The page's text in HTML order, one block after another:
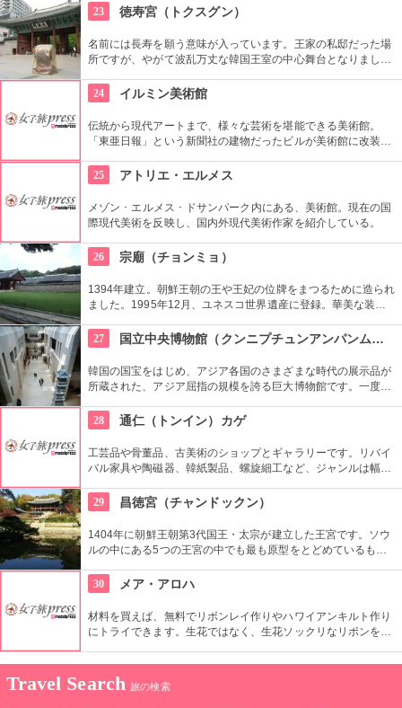
りなど製作体験もできます。見てたのしい、作って楽しい工房
です。
23 徳寿宮（トクスグン）
名前には長寿を願う意味が入っています。王家の私邸だった場
所ですが、やがて波乱万丈な韓国王室の中心舞台となりまし
のスタイルと東洋のスタイルがミックスされた面白い造りとな
っています。
24 イルミン美術館
伝統から現代アートまで、様々な芸術を堪能できる美術館。
「東亜日報」という新聞社の建物だったビルが美術館に改装。
い物や散歩の合間にたまには美術鑑賞の時間を取り入れてみる
のもいかがでしょう。
25 アトリエ・エルメス
メゾン ･ エルメス ･ ドサンパーク内にある、美術館。現在の国
際現代美術を反映し、国内外現代美術作家を紹介している。
26 宗廟（チョンミョ）
1394年建立。朝鮮王朝の王や王妃の位牌をまつるために造られ
ました。1995年12月、ユネスコ世界遺産に登録。華美な装飾
強く出ているもの。西洋でも見られない珍しいものです。
27 国立中央博物館（クンニプチュンアンパンムルグァン）
韓国の国宝をはじめ、アジア各国のさまざまな時代の展示品が
所蔵された、アジア屈指の規模を誇る巨大博物館です。一度に
すめします。周辺は庭園や植物園もあり、1日中楽しめます。
28 通仁（トンイン）カゲ
工芸品や骨董品、古美術のショップとギャラリーです。リバイ
バル家具や陶磁器、韓紙製品、螺旋細工など、ジャンルは幅広
う作品や商品を見ることができます。
29 昌徳宮（チャンドックン）
1404年に朝鮮王朝第3代国王・太宗が建立した王宮です。ソウ
ルの中にある5つの王宮の中でも最も原型をとどめているもの
吉によって消失されてから再建までの270年間、王宮として使
用されました。
30 メア・アロハ
材料を買えば、無料でリボンレイ作りやハワイアンキルト作り
にトライできます。生花ではなく、生花ソックリなリボンを使
土産に持って帰れるなんて、ステキですよね。
Travel Search 旅の検索